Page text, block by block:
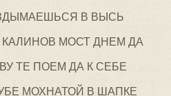
В ВЫСЬ
МОСТ ДНЕМ ДА
ТЕ ПОЕМ ДА К СЕБЕ
МОХНАТОЙ В ШАПКЕ